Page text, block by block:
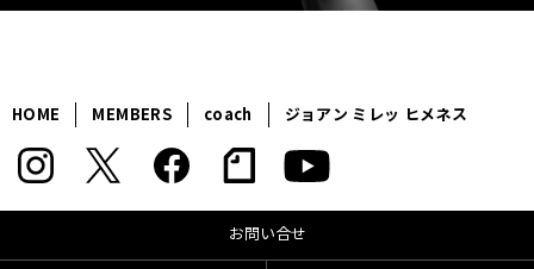
HOME MEMBERS coach ジョアン ミレッ ヒメネス
お問い合せ